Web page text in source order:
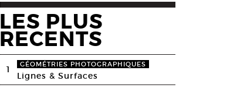
LES PLUS
RECENTS
1 GÉOMÉTRIES PHOTOGRAPHIQUES
Lignes & Surfaces